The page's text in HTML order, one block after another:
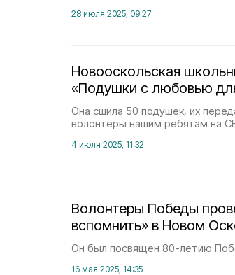
28 июля 2025, 09:27
Новооскольская
«Подушки с любовью
Она сшила 50 подушек, их
волонтеры нашим ребятам на
4 июля 2025, 11:32
Волонтеры Победы
вспомнить» в Новом
Он был посвящен 80-летию
16 мая 2025, 14:35